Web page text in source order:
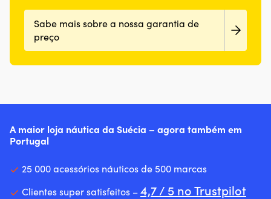
Sabe mais sobre a nossa garantia de
preço
A maior loja náutica da Suécia – agora também em
Portugal
25 000 acessórios náuticos de 500 marcas
Clientes super satisfeitos –4,7 / 5 no Trustpilot